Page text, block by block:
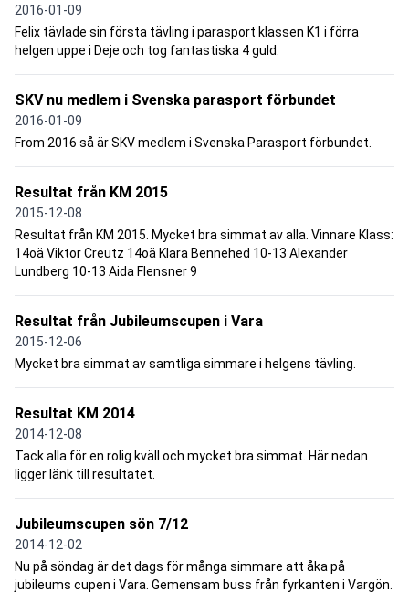
2016-01-09
Felix tävlade sin första tävling i parasport klassen K1 i förra
helgen uppe i Deje och tog fantastiska 4 guld.
SKV nu medlem i Svenska parasport förbundet
2016-01-09
From 2016 så är SKV medlem i Svenska Parasport förbundet.
Resultat från KM 2015
2015-12-08
Resultat från KM 2015. Mycket bra simmat av alla. Vinnare Klass:
14oä Viktor Creutz 14oä Klara Bennehed 10-13 Alexander
Lundberg 10-13 Aida Flensner 9
Resultat från Jubileumscupen i Vara
2015-12-06
Mycket bra simmat av samtliga simmare i helgens tävling.
Resultat KM 2014
2014-12-08
Tack alla för en rolig kväll och mycket bra simmat. Här nedan
ligger länk till resultatet.
Jubileumscupen sön 7/12
2014-12-02
Nu på söndag är det dags för många simmare att åka på
jubileums cupen i Vara. Gemensam buss från fyrkanten i Vargön.